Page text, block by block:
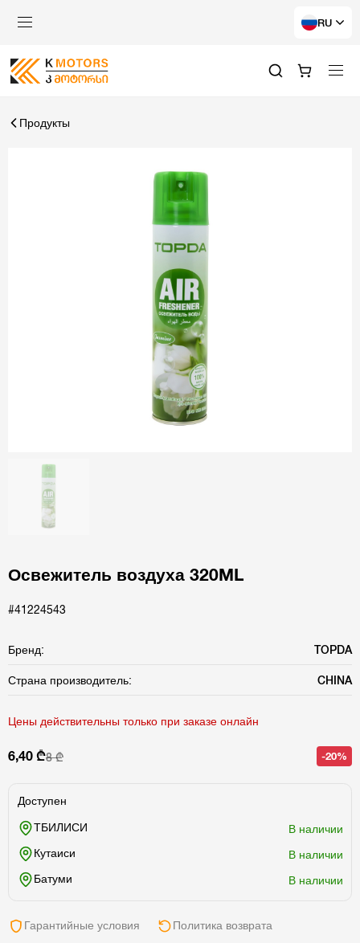
RU
Продукты
Освежитель воздуха 320ML
#41224543
Бренд: TOPDA
Страна производитель: CHINA
Цены действительны только при заказе онлайн
6,40 ₾8 ₾ -20%
Доступен
ТБИЛИСИ
В наличии
Кутаиси
В наличии
Батуми
В наличии
Гарантийные условия Политика возврата